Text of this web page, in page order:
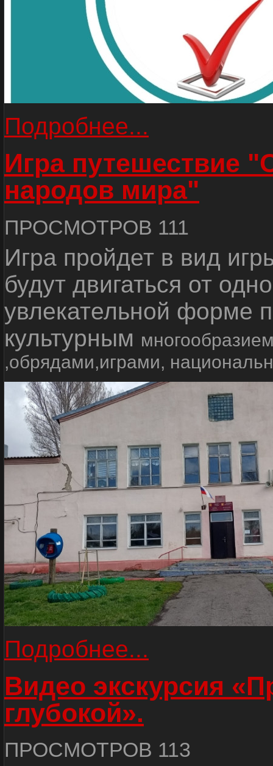
Подробнее...
Игра путешествие
народов мира"
ПРОСМОТРОВ 111
Игра пройдет в вид
будут двигаться от
увлекательной форме
культурным
,обрядами,играми,
Подробнее...
Видео экскурсия
глубокой».
ПРОСМОТРОВ 113